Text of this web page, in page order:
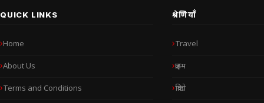
QUICK LINKS
Home
About Us
Terms and Conditions
श्रेणियाँ
Travel
क्राइम
क्रिप्टो